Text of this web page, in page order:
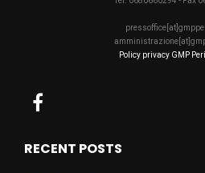
Policy privacy GMP
RECENT POSTS